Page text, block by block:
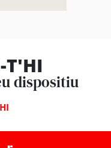
T'HI
dispositiu